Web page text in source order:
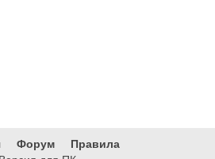
Форум
Правила